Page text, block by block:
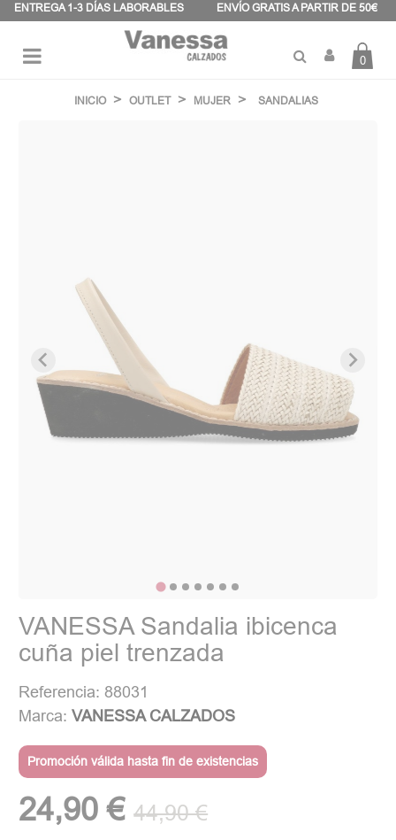
ENTREGA 1-3 DÍAS LABORABLES ENVÍO GRATIS A PARTIR DE 50€
palanca
0
INICIO OUTLET MUJER SANDALIAS
VANESSA Sandalia ibicenca
cuña piel trenzada
Referencia: 88031
Marca:VANESSA CALZADOS
Promoción válida hasta fin de existencias
24,90 € 44,90 €
Panel de gestión de cookies